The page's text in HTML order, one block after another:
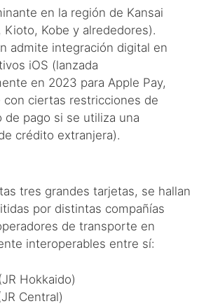
en la región de Kansai
Kioto, Kobe y alrededores).
admite integración digital en
iOS (lanzada
en 2023 para Apple Pay,
con ciertas restricciones de
de pago si se utiliza una
crédito extranjera).
tres grandes tarjetas, se hallan
por distintas compañías
de transporte en
interoperables entre sí:
(JR Hokkaido)
Central)